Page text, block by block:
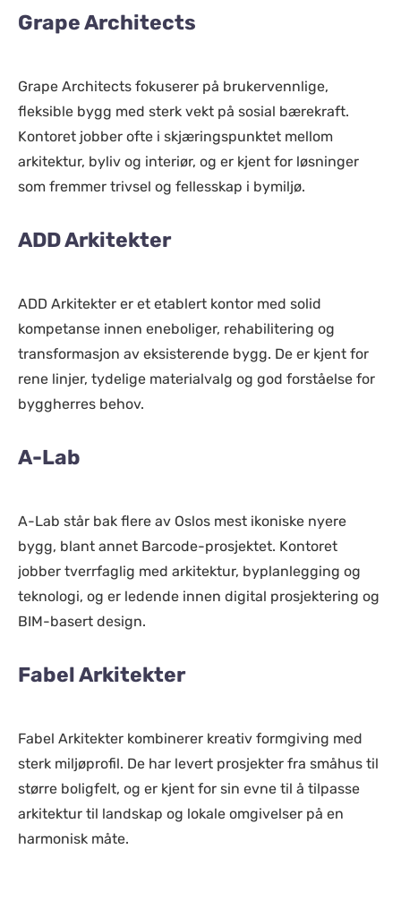
Grape Architects
Grape Architects fokuserer på brukervennlige,
fleksible bygg med sterk vekt på sosial bærekraft.
Kontoret jobber ofte i skjæringspunktet mellom
arkitektur, byliv og interiør, og er kjent for løsninger
som fremmer trivsel og fellesskap i bymiljø.
ADD Arkitekter
ADD Arkitekter er et etablert kontor med solid
kompetanse innen eneboliger, rehabilitering og
transformasjon av eksisterende bygg. De er kjent for
rene linjer, tydelige materialvalg og god forståelse for
byggherres behov.
A-Lab
A-Lab står bak flere av Oslos mest ikoniske nyere
bygg, blant annet Barcode-prosjektet. Kontoret
jobber tverrfaglig med arkitektur, byplanlegging og
teknologi, og er ledende innen digital prosjektering og
BIM-basert design.
Fabel Arkitekter
Fabel Arkitekter kombinerer kreativ formgiving med
sterk miljøprofil. De har levert prosjekter fra småhus til
større boligfelt, og er kjent for sin evne til å tilpasse
arkitektur til landskap og lokale omgivelser på en
harmonisk måte.